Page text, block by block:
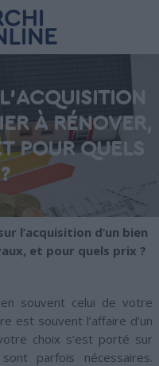
À RÉNOVER,
POUR QUELS
l’acquisition d’un bien
et pour quels prix ?
souvent celui de votre
est souvent l’affaire d’un
choix s’est porté sur
parfois nécessaires.